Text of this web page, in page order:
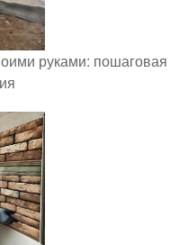
руками: пошаговая